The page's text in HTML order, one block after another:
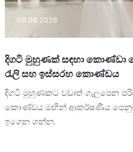
06.08.2026
දිගටි මුහුණක් සඳහා කොණ්ඩා
රැලි සහ ඉස්සරහ කොණ්ඩය
දිගටි මුහුණකට වඩාත් ගැලපෙන
කොණ්ඩය මඟින් ආකර්ෂණීය
ඉගෙන ගන්න.